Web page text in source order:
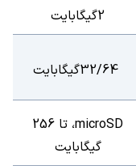
2گیگابایت
32/64گیگابایت
microSD
، تا 256
گیگابایت